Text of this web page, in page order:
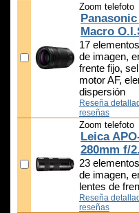
Zoom telefoto
Macro
17
de imagen,
frente fijo,
motor AF,
dispersión
Reseña
reseñas
Zoom telefoto
Leica
280mm f/
23
de imagen,
lentes de
Reseña
reseñas